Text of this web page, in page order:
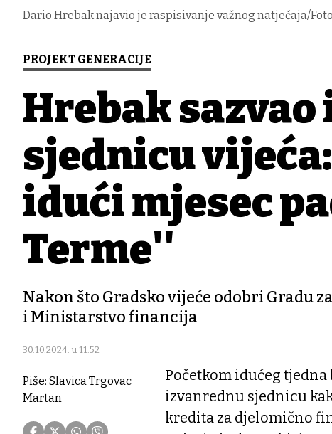
Dario Hrebak najavio je raspisivanje važnog natječaja/
PROJEKT GENERACIJE
Hrebak
sjednicu
idući mjesec
Terme''
Nakon što Gradsko vijeće odobri Gradu
i Ministarstvo financija
30.10.2024. u 11:52
Piše: Slavica Trgovac
Martan
Početkom idućeg
izvanrednu sjednicu
kredita za djelomično